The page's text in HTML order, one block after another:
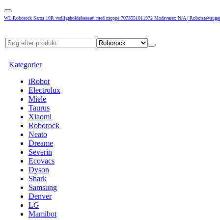
WL Roborock Saros 10R vedligeholdelsessæt med moppe 7073551011972 Modsvarer: N/A |
Kategorier
iRobot
Electrolux
Miele
Taurus
Xiaomi
Roborock
Neato
Dreame
Severin
Ecovacs
Dyson
Shark
Samsung
Denver
LG
Mamibot